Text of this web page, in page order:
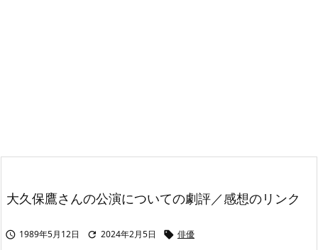
大久保鷹さんの公演についての劇評／感想のリンク
 1989年5月12日  2024年2月5日  俳優